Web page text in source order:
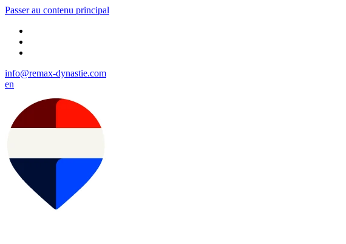
Passer au contenu principal
info@remax-dynastie.com
en